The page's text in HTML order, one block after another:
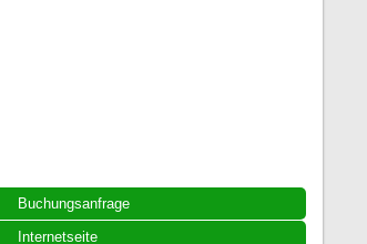
Buchungsanfrage
Internetseite